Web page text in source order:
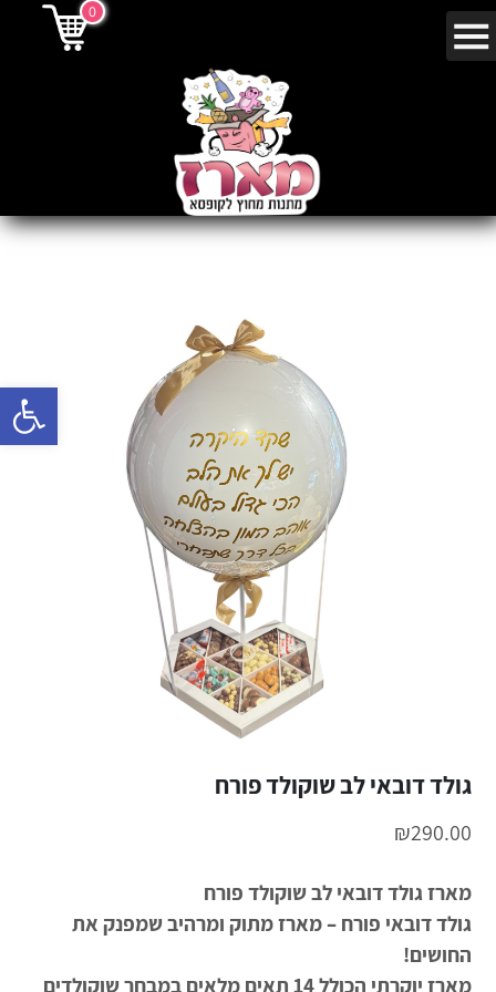
0
גולד דובאי לב שוקולד פורח
₪290.00
מארז גולד דובאי לב שוקולד פורח
גולד דובאי פורח – מארז מתוק ומרהיב שמפנק את
החושים!
מארז יוקרתי הכולל 14 תאים מלאים במבחר שוקולדים